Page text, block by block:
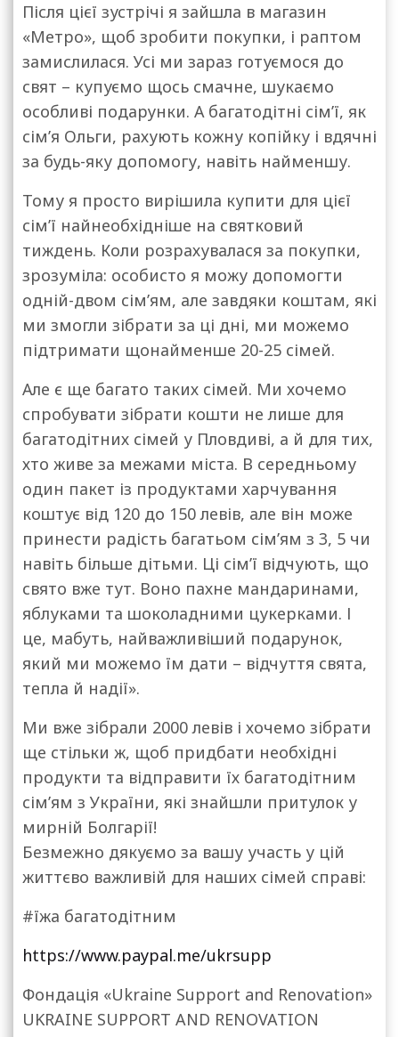
Після цієї зустрічі я зайшла в магазин
«Метро», щоб зробити покупки, і раптом
замислилася. Усі ми зараз готуємося до
свят – купуємо щось смачне, шукаємо
особливі подарунки. А багатодітні сім’ї, як
сім’я Ольги, рахують кожну копійку і вдячні
за будь-яку допомогу, навіть найменшу.
Тому я просто вирішила купити для цієї
сім’ї найнеобхідніше на святковий
тиждень. Коли розрахувалася за покупки,
зрозуміла: особисто я можу допомогти
одній-двом сім’ям, але завдяки коштам, які
ми змогли зібрати за ці дні, ми можемо
підтримати щонайменше 20-25 сімей.
Але є ще багато таких сімей. Ми хочемо
спробувати зібрати кошти не лише для
багатодітних сімей у Пловдиві, а й для тих,
хто живе за межами міста. В середньому
один пакет із продуктами харчування
коштує від 120 до 150 левів, але він може
принести радість багатьом сім’ям з 3, 5 чи
навіть більше дітьми. Ці сім’ї відчують, що
свято вже тут. Воно пахне мандаринами,
яблуками та шоколадними цукерками. І
це, мабуть, найважливіший подарунок,
який ми можемо їм дати – відчуття свята,
тепла й надії».
Ми вже зібрали 2000 левів і хочемо зібрати
ще стільки ж, щоб придбати необхідні
продукти та відправити їх багатодітним
сім’ям з України, які знайшли притулок у
мирній Болгарії!
Безмежно дякуємо за вашу участь у цій
життєво важливій для наших сімей справі:
#їжа багатодітним
https://www.paypal.me/ukrsupp
Фондація «Ukraine Support and Renovation»
UKRAINE SUPPORT AND RENOVATION